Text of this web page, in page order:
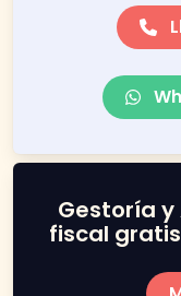
Gestoría
fiscal